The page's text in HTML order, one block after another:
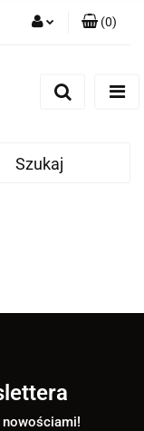
(0)
Szukaj